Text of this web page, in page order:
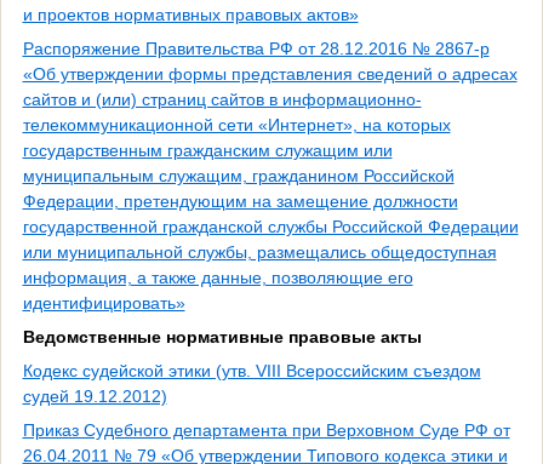
и проектов нормативных правовых актов»
Распоряжение Правительства РФ от 28.12.2016 № 2867-р
«Об утверждении формы представления сведений о адресах
сайтов и (или) страниц сайтов в информационно-
телекоммуникационной сети «Интернет», на которых
государственным гражданским служащим или
муниципальным служащим, гражданином Российской
Федерации, претендующим на замещение должности
государственной гражданской службы Российской Федерации
или муниципальной службы, размещались общедоступная
информация, а также данные, позволяющие его
идентифицировать»
Ведомственные нормативные правовые акты
Кодекс судейской этики (утв. VIII Всероссийским съездом
судей 19.12.2012)
Приказ Судебного департамента при Верховном Суде РФ от
26.04.2011 № 79 «Об утверждении Типового кодекса этики и